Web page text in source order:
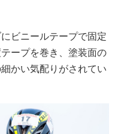
ビニールテープで固定
ープを巻き、塗装面の
かい気配りがされてい